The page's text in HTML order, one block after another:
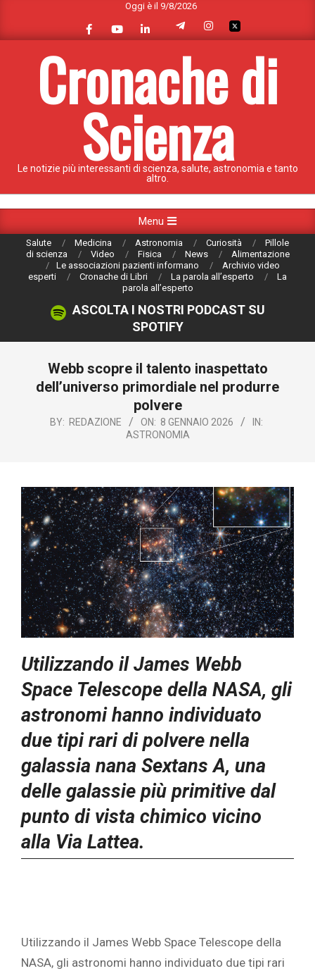
content
Oggi è il 9/8/2026
Cronache di
Scienza
Le notizie più interessanti di scienza, salute, astronomia e tanto
altro.
Navigation
Menu
Salute Medicina Astronomia Curiosità
Pillole
di scienza
Video Fisica News
Alimentazione
Le associazioni pazienti informano
Archivio video
esperti
Cronache di Libri La parola all’esperto
La
parola all’esperto
ASCOLTA I NOSTRI PODCAST SU
SPOTIFY
Webb scopre il talento inaspettato
dell’universo primordiale nel produrre
polvere
BY: REDAZIONE ON: 8 GENNAIO 2026
IN:
ASTRONOMIA
Utilizzando il James Webb
Space Telescope della NASA, gli
astronomi hanno individuato
due tipi rari di polvere nella
galassia nana Sextans A, una
delle galassie più primitive dal
punto di vista chimico vicino
alla Via Lattea.
Utilizzando il James Webb Space Telescope della
NASA, gli astronomi hanno individuato due tipi rari